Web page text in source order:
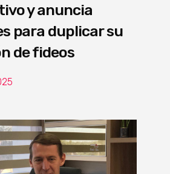
y anuncia
para duplicar su
de fideos